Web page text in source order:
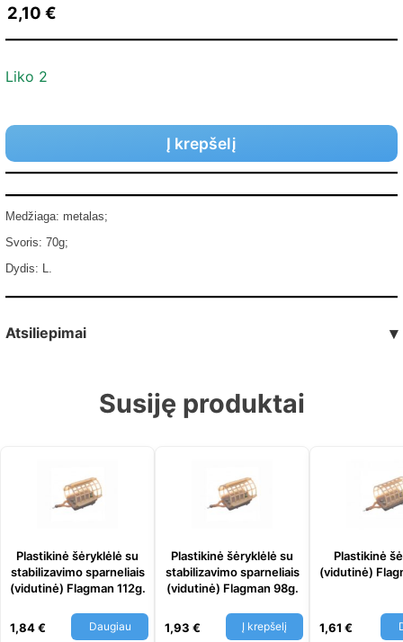
2,10 €
Liko 2
Į krepšelį
Medžiaga: metalas;
Svoris: 70g;
Dydis: L.
Atsiliepimai ▾
Susiję produktai
Plastikinė šėryklėlė su
stabilizavimo sparneliais
(vidutinė) Flagman 112g.
1,84€ Daugiau
Plastikinė šėryklėlė su
stabilizavimo sparneliais
(vidutinė) Flagman 98g.
1,93 € Į krepšelį
Plastikinė
(vidutinė)
1,61 €